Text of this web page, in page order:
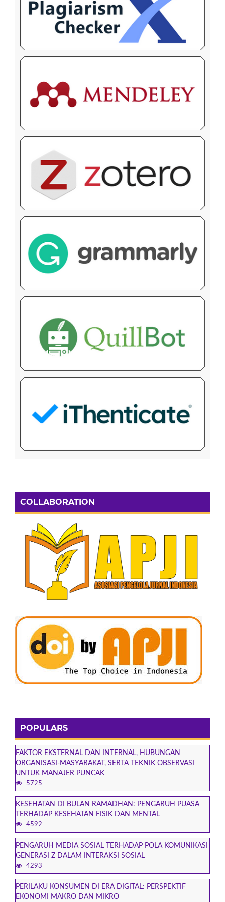
COLLABORATION
POPULARS
FAKTOR EKSTERNAL DAN INTERNAL, HUBUNGAN
ORGANISASI-MASYARAKAT, SERTA TEKNIK OBSERVASI
UNTUK MANAJER PUNCAK
5725
KESEHATAN DI BULAN RAMADHAN: PENGARUH PUASA
TERHADAP KESEHATAN FISIK DAN MENTAL
4592
PENGARUH MEDIA SOSIAL TERHADAP POLA KOMUNIKASI
GENERASI Z DALAM INTERAKSI SOSIAL
4293
PERILAKU KONSUMEN DI ERA DIGITAL: PERSPEKTIF
EKONOMI MAKRO DAN MIKRO